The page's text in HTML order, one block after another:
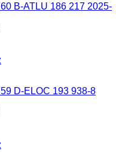
B-ATLU 186 217 2025-
D-ELOC 193 938-8